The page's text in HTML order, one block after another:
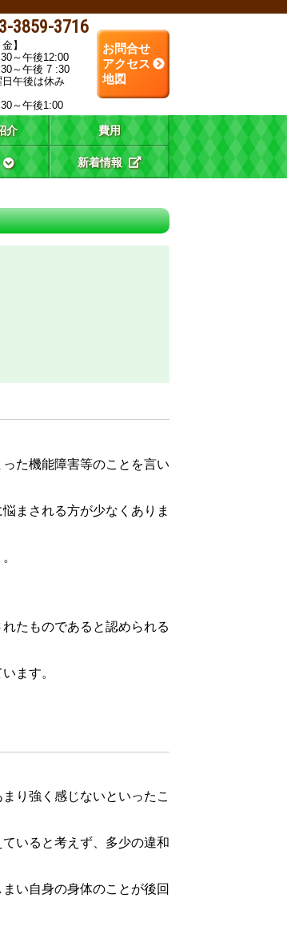
3859-3716
】
～午後12:00
～午後 7 :30
午後は休み
～午後1:00
お問合せ
アクセス
地図
介 費用
新着情報
た機能障害等のことを言い
まされる方が少なくありま
たものであると認められる
ます。
り強く感じないといったこ
いると考えず、多少の違和
い自身の身体のことが後回